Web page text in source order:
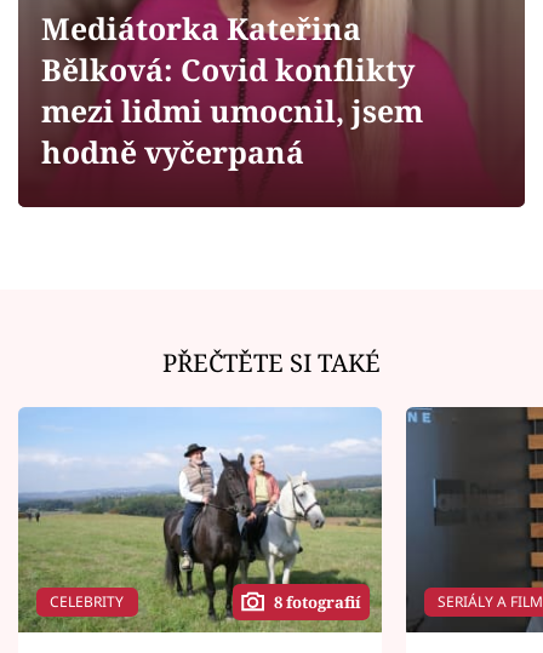
Sledujte prima+
Filmový festival Karlovy Vary
Sledujte nás
Mediátorka Kateřina
Bělková: Covid konflikty
mezi lidmi umocnil, jsem
hodně vyčerpaná
PŘEČTĚTE SI TAKÉ
CELEBRITY 8 fotografií SERIÁLY A